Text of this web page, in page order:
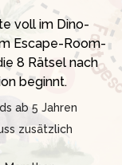
ohne
Autor und
jetzt meine
zum Sofort-
Ebooks.
voll im Dino-
Escape-Room-
8 Rätsel nach
beginnt.
ab 5 Jahren
zusätzlich
Zuhause in ein
enthält alles:
Requisiten.
(8 - 11 oder 12–
& Schilder